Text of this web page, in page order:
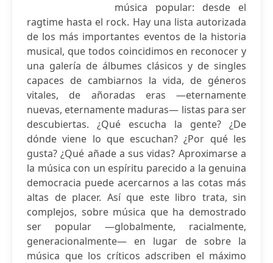
música popular: desde el
ragtime hasta el rock. Hay una lista autorizada
de los más importantes eventos de la historia
musical, que todos coincidimos en reconocer y
una galería de álbumes clásicos y de singles
capaces de cambiarnos la vida, de géneros
vitales, de añoradas eras —eternamente
nuevas, eternamente maduras— listas para ser
descubiertas. ¿Qué escucha la gente? ¿De
dónde viene lo que escuchan? ¿Por qué les
gusta? ¿Qué añade a sus vidas? Aproximarse a
la música con un espíritu parecido a la genuina
democracia puede acercarnos a las cotas más
altas de placer. Así que este libro trata, sin
complejos, sobre música que ha demostrado
ser popular —globalmente, racialmente,
generacionalmente— en lugar de sobre la
música que los críticos adscriben el máximo